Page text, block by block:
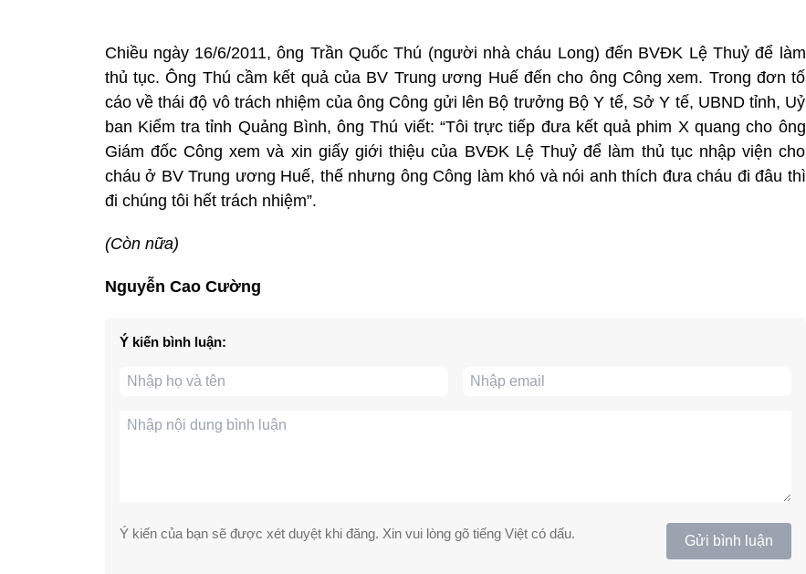
Chiều ngày 16/6/2011, ông Trần Quốc Thú (người nhà cháu Long) đến BVĐK Lệ Thuỷ để làm
thủ tục. Ông Thú cầm kết quả của BV Trung ương Huế đến cho ông Công xem. Trong đơn tố
cáo về thái độ vô trách nhiệm của ông Công gửi lên Bộ trưởng Bộ Y tế, Sở Y tế, UBND tỉnh, Uỷ
ban Kiểm tra tỉnh Quảng Bình, ông Thú viết: “Tôi trực tiếp đưa kết quả phim X quang cho ông
Giám đốc Công xem và xin giấy giới thiệu của BVĐK Lệ Thuỷ để làm thủ tục nhập viện cho
cháu ở BV Trung ương Huế, thế nhưng ông Công làm khó và nói anh thích đưa cháu đi đâu thì
đi chúng tôi hết trách nhiệm”.
(Còn nữa)
Nguyễn Cao Cường
Ý kiến bình luận:
Ý kiến của bạn sẽ được xét duyệt khi đăng. Xin vui lòng gõ tiếng Việt có dấu. Gửi bình luận